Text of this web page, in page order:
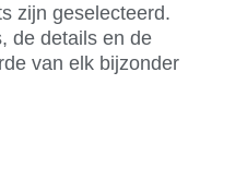
zijn geselecteerd.
de details en de
van elk bijzonder